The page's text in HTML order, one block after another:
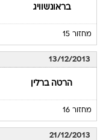
בראונשוויג
מחזור 15
13/12/2013
הרטה ברלין
מחזור 16
21/12/2013